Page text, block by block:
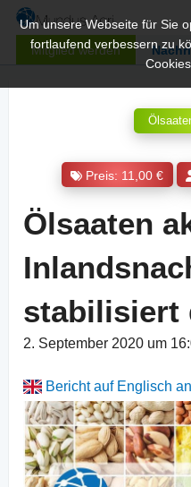
Mitglied werden
Um unsere Webseite für Sie
fortlaufend verbessern zu
Cookies.
Preis: 11,00 €
Ölsaaten
stabilisiert
2. September 2020 um
Bericht auf Englisch